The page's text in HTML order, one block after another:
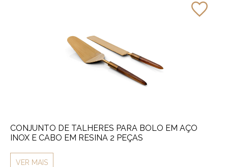
CONJUNTO DE TALHERES PARA BOLO EM AÇO
INOX E CABO EM RESINA 2 PEÇAS
VER MAIS